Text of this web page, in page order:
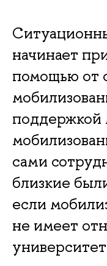
начинает
помощью от
поддержкой
сами
близкие
если
не имеет